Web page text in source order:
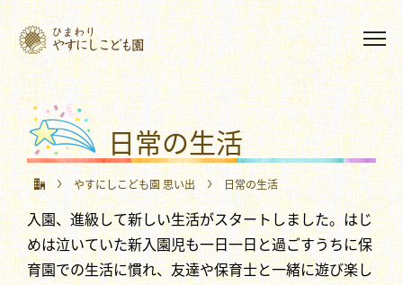
日常の生活
やすにしこども園 思い出 日常の生活
入園、進級して新しい生活がスタートしました。はじ
めは泣いていた新入園児も一日一日と過ごすうちに保
育園での生活に慣れ、友達や保育士と一緒に遊び楽し